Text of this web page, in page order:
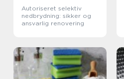
Autoriseret selektiv
nedbrydning: sikker og
ansvarlig renovering